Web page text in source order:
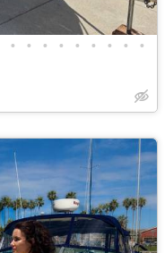
• • • • • • • • •